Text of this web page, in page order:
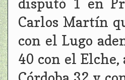
disputó 1 en
Carlos Martín
con el Lugo
40 con el